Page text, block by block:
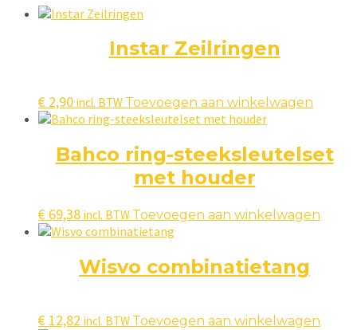
Instar Zeilringen
€ 2,90 incl. BTW Toevoegen aan winkelwagen
Bahco ring-steeksleutelset
met houder
€ 69,38 incl. BTW Toevoegen aan winkelwagen
Wisvo combinatietang
€ 12,82 incl. BTW Toevoegen aan winkelwagen